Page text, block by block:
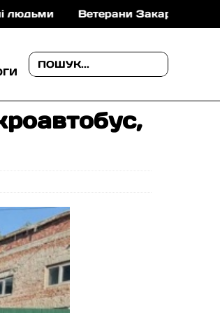
Ветерани Закарпаття можуть